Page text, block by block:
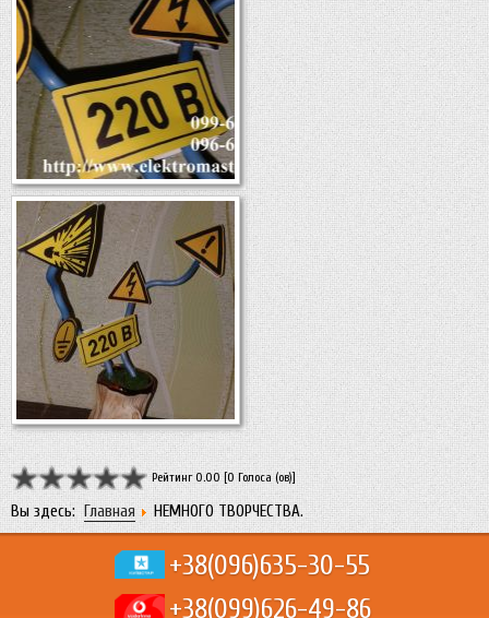
Рейтинг 0.00 [0 Голоса (ов)]
Вы здесь: Главная НЕМНОГО ТВОРЧЕСТВА.
+38(096)635-30-55
+38(099)626-49-86